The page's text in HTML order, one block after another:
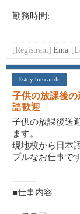
勤務時間:
[Registrant] Ema
Estoy buscando
子供の放課後
語歓迎
子供の放課後送
ます。
現地校から日本
プルなお仕事です
⸻
■仕事内容